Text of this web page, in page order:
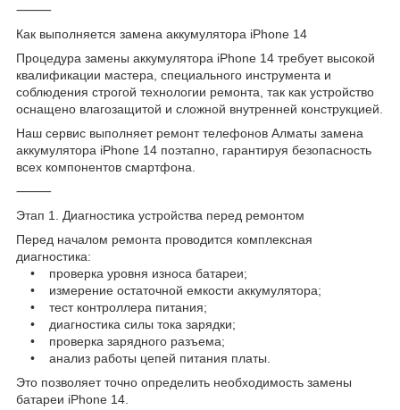
⸻
Как выполняется замена аккумулятора iPhone 14
Процедура замены аккумулятора iPhone 14 требует высокой
квалификации мастера, специального инструмента и
соблюдения строгой технологии ремонта, так как устройство
оснащено влагозащитой и сложной внутренней конструкцией.
Наш сервис выполняет ремонт телефонов Алматы замена
аккумулятора iPhone 14 поэтапно, гарантируя безопасность
всех компонентов смартфона.
⸻
Этап 1. Диагностика устройства перед ремонтом
Перед началом ремонта проводится комплексная
диагностика:
• проверка уровня износа батареи;
• измерение остаточной емкости аккумулятора;
• тест контроллера питания;
• диагностика силы тока зарядки;
• проверка зарядного разъема;
• анализ работы цепей питания платы.
Это позволяет точно определить необходимость замены
батареи iPhone 14.